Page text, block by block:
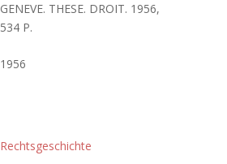
GENEVE. THESE. DROIT. 1956,
534 P.
1956
Rechtsgeschichte